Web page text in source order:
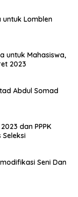
untuk Lomblen
untuk Mahasiswa,
2023
Abdul Somad
dan PPPK
Seleksi
Seni Dan